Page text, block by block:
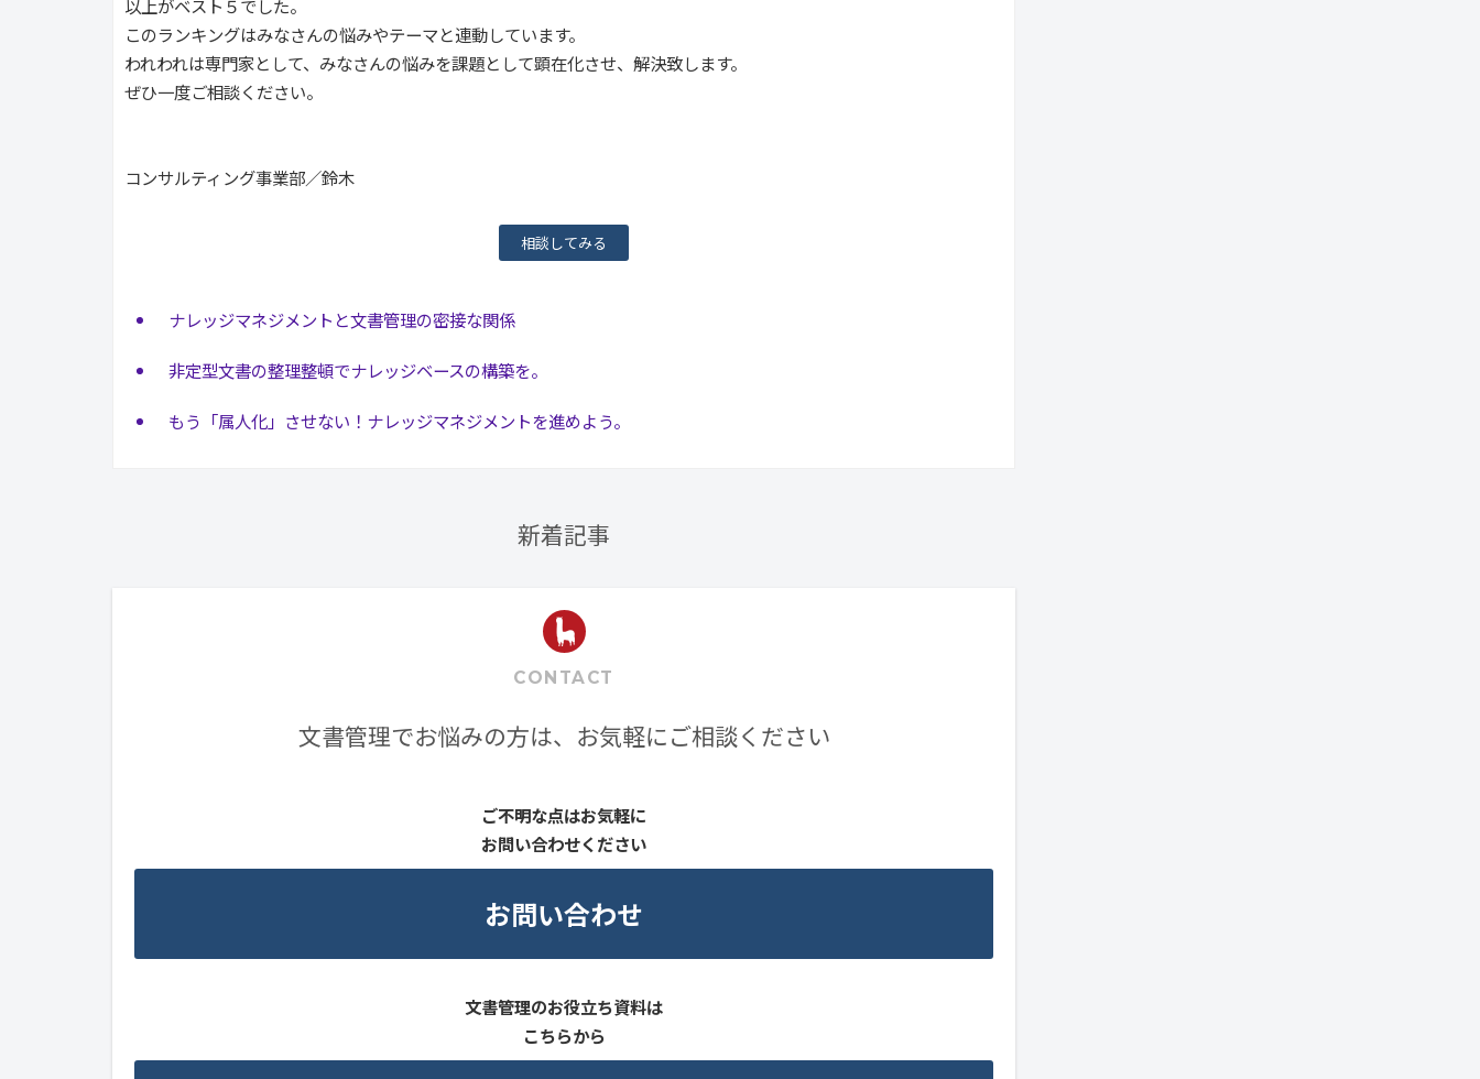
以上がベスト５でした。
このランキングはみなさんの悩みやテーマと連動しています。
われわれは専門家として、みなさんの悩みを課題として顕在化させ、解決致します。
ぜひ一度ご相談ください。
コンサルティング事業部／鈴木
相談してみる
ナレッジマネジメントと文書管理の密接な関係
非定型文書の整理整頓でナレッジベースの構築を。
もう「属人化」させない！ナレッジマネジメントを進めよう。
新着記事
CONTACT
文書管理でお悩みの方は、お気軽にご相談ください
ご不明な点はお気軽に
お問い合わせください
お問い合わせ
文書管理のお役立ち資料は
こちらから